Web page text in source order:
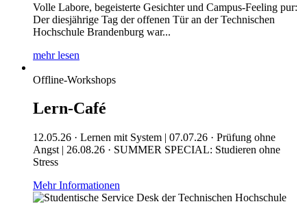
Volle Labore, begeisterte Gesichter und Campus-Feeling pur:
Der diesjährige Tag der offenen Tür an der Technischen
Hochschule Brandenburg war...
mehr lesen
Offline-Workshops
Lern-Café
12.05.26 · Lernen mit System | 07.07.26 · Prüfung ohne
Angst | 26.08.26 · SUMMER SPECIAL: Studieren ohne
Stress
Mehr Informationen